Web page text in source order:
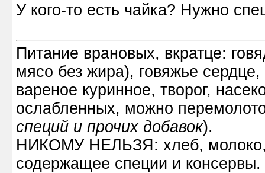
У кого-то есть чайка? Нужно
Питание врановых, вкратце:
мясо без жира), говяжье
вареное куринное, творог,
ослабленных, можно
специй и прочих добавок).
НИКОМУ НЕЛЬЗЯ: хлеб, молоко,
содержащее специи и консервы.